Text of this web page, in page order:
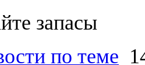
запасы
по теме